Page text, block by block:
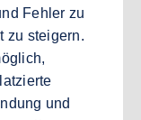
Fehler zu
zu steigern.
und